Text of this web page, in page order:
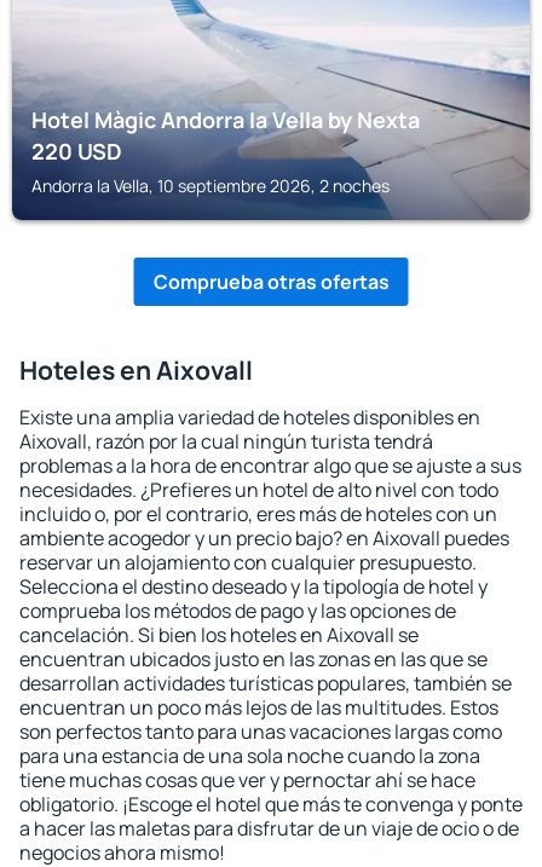
Hotel Màgic Andorra la Vella by Nexta
220USD
Andorra la Vella, 10 septiembre 2026, 2 noches
Comprueba otras ofertas
Hoteles en Aixovall
Existe una amplia variedad de hoteles disponibles en
Aixovall, razón por la cual ningún turista tendrá
problemas a la hora de encontrar algo que se ajuste a sus
necesidades. ¿Prefieres un hotel de alto nivel con todo
incluido o, por el contrario, eres más de hoteles con un
ambiente acogedor y un precio bajo? en Aixovall puedes
reservar un alojamiento con cualquier presupuesto.
Selecciona el destino deseado y la tipología de hotel y
comprueba los métodos de pago y las opciones de
cancelación. Si bien los hoteles en Aixovall se
encuentran ubicados justo en las zonas en las que se
desarrollan actividades turísticas populares, también se
encuentran un poco más lejos de las multitudes. Estos
son perfectos tanto para unas vacaciones largas como
para una estancia de una sola noche cuando la zona
tiene muchas cosas que ver y pernoctar ahí se hace
obligatorio. ¡Escoge el hotel que más te convenga y ponte
a hacer las maletas para disfrutar de un viaje de ocio o de
negocios ahora mismo!